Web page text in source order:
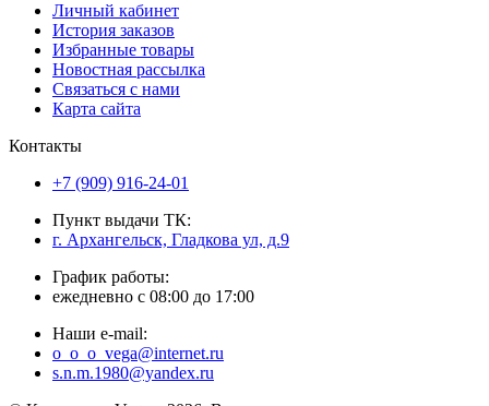
Личный кабинет
История заказов
Избранные товары
Новостная рассылка
Связаться с нами
Карта сайта
Контакты
+7 (909) 916-24-01
Пункт выдачи ТК:
г. Архангельск, Гладкова ул, д.9
График работы:
ежедневно с 08:00 до 17:00
Наши e-mail:
o_o_o_vega@internet.ru
s.n.m.1980@yandex.ru